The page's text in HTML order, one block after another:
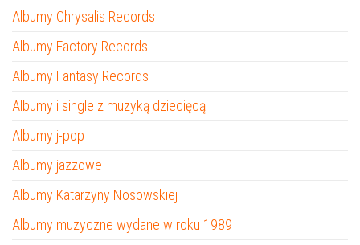
Albumy Chrysalis Records
Albumy Factory Records
Albumy Fantasy Records
Albumy i single z muzyką dziecięcą
Albumy j-pop
Albumy jazzowe
Albumy Katarzyny Nosowskiej
Albumy muzyczne wydane w roku 1989